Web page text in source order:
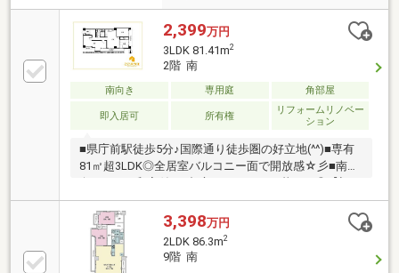
2,399万円
3LDK 81.41m2
2階 南
南向き 専用庭 角部屋
即入居可 所有権
リフォームリノベー
ション
■県庁前駅徒歩5分♪国際通り徒歩圏の好立地(^^)■専有
81㎡超3LDK◎全居室バルコニー面で開放感☆彡■南東
てのマイホーム探しは、『ここハウス』へ！】 ??お気
軽にお立ち寄りください！・小さなお子様連れのお客
様にも快適にお過ごしいただけるよう、キッズスペー
スにはおもちゃやゲームをご用意しております♪・事
前のご予約がなくても大丈夫です！・お買い物のつい
3,398万円
2LDK 86.3m2
9階 南